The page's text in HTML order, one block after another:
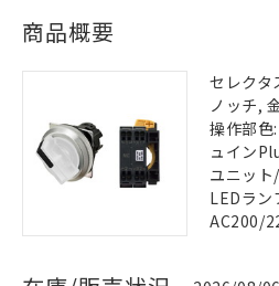
商品概要
セレク
ノッチ,
操作部色
ュイン
ユニッ
LEDラン
AC200/